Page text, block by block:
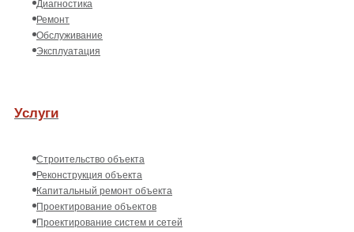
Диагностика
Ремонт
Обслуживание
Эксплуатация
Услуги
Строительство объекта
Реконструкция объекта
Капитальный ремонт объекта
Проектирование объектов
Проектирование систем и сетей